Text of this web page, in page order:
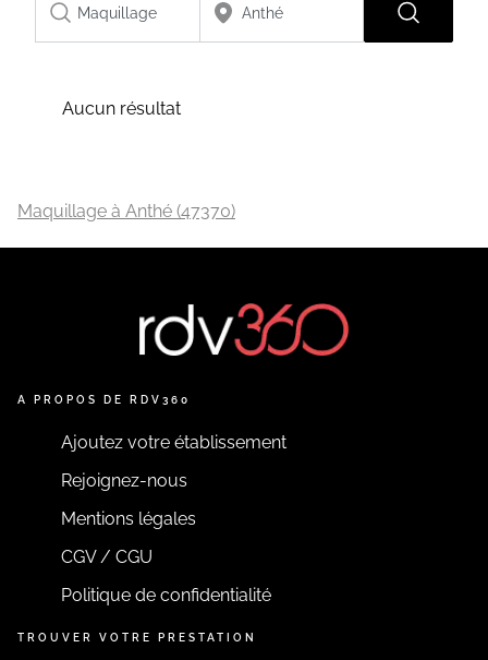
Aucun résultat
Maquillage à Anthé (47370)
A PROPOS DE RDV360
Ajoutez votre établissement
Rejoignez-nous
Mentions légales
CGV / CGU
Politique de confidentialité
TROUVER VOTRE PRESTATION